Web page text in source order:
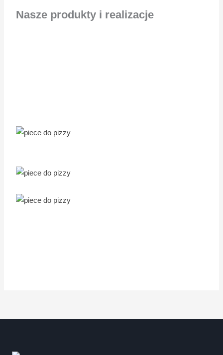
Nasze produkty i realizacje